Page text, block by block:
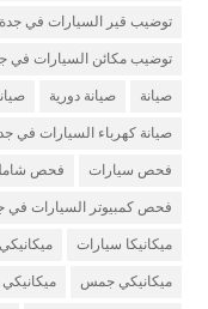
توضيب قير السيارات في جدة
توضيب مكائن السيارات في
صيانة صيانة دورية
صيانة كهرباء السيارات في
فحص سيارات فحص
فحص كمبيوتر السيارات في
ميكانيكا سيارات ميكانيكي
ميكانيكي جمس